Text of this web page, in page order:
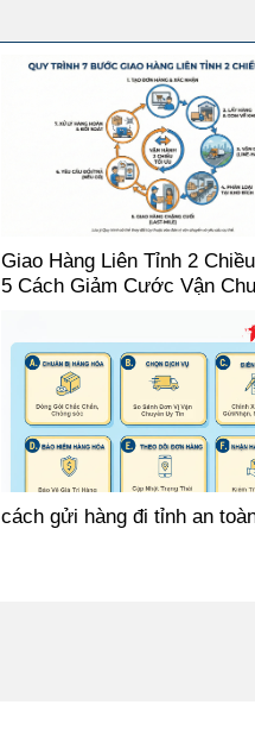
Giao Hàng Liên Tỉnh 2
5 Cách Giảm Cước Vận
cách gửi hàng đi tỉnh an